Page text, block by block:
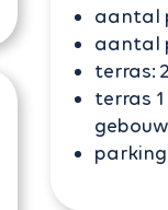
aantal
aantal
terras: 2
terras